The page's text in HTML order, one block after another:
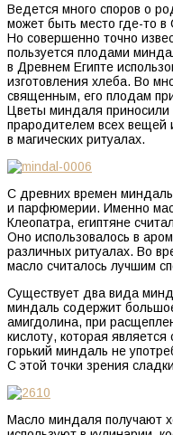
Ведется много споров о
может быть место где-то
Но совершенно точно
пользуется плодами
в Древнем Египте
изготовления хлеба. Во
священным, его плодам
Цветы миндаля приносили
прародителем всех вещей
в магических ритуалах.
С древних времен миндаль
и парфюмерии. Именно
Клеопатра, египтяне
Оно использовалось в
различных ритуалах. Во
масло считалось лучшим
Существует два вида
миндаль содержит
амигдолина, при
кислоту, которая
горький миндаль не
С этой точки зрения
Масло миндаля получают